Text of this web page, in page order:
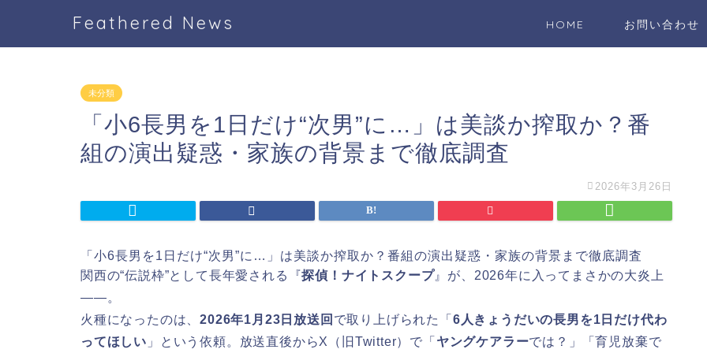
Feathered News HOME お問い合わせ
未分類
「小6長男を1日だけ“次男”に…」は美談か搾取か？番
組の演出疑惑・家族の背景まで徹底調査
2026年3月26日
「小6長男を1日だけ“次男”に…」は美談か搾取か？番組の演出疑惑・家族の背景まで徹底調査
関西の“伝説枠”として長年愛される『探偵！ナイトスクープ』が、2026年に入ってまさかの大炎上
——。
火種になったのは、2026年1月23日放送回 で取り上げられた「 6人きょうだいの長男を1日だけ代わ
ってほしい 」という依頼。放送直後からX（旧Twitter）で「 ヤングケアラーでは？」「育児放棄で